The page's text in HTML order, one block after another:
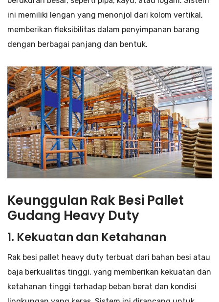
ini memiliki lengan yang menonjol dari kolom vertikal,
memberikan fleksibilitas dalam penyimpanan barang
dengan berbagai panjang dan bentuk.
Keunggulan Rak Besi Pallet
Gudang Heavy Duty
1. Kekuatan dan Ketahanan
Rak besi pallet heavy duty terbuat dari bahan besi atau
baja berkualitas tinggi, yang memberikan kekuatan dan
ketahanan tinggi terhadap beban berat dan kondisi